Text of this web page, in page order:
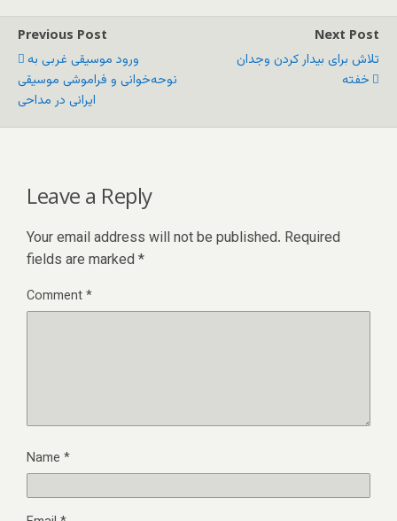
Previous Post
ورود موسیقی غربی به
نوحه‌خوانی و فراموشی موسیقی
ایرانی در مداحی
Next Post
تلاش برای بیدار کردن وجدان
خفته
Leave a Reply
Your email address will not be published. Required
fields are marked *
Comment*
Name *